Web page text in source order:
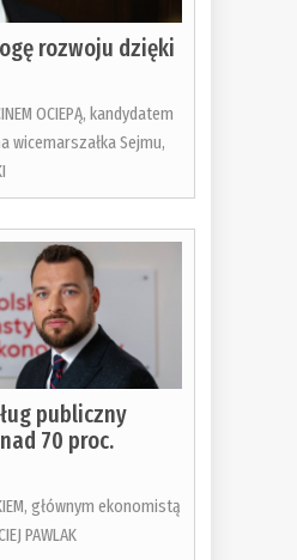
rozwoju dzięki
OCIEPĄ, kandydatem
wicemarszałka Sejmu,
publiczny
70 proc.
głównym ekonomistą
PAWLAK